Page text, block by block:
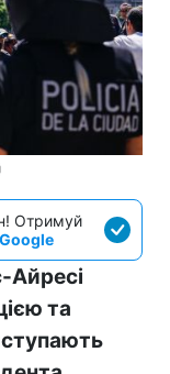
Отримуй
Айресі
та